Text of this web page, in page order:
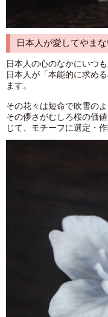
日本人が愛してやま
日本人の心のなかにいつも
日本人が「本能的に求め
ます。
その花々は短命で吹雪の
その儚さがむしろ桜の価
じて、モチーフに選定・